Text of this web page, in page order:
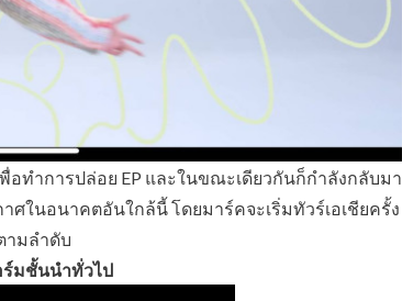
ทำการปล่อย EP และในขณะเดียวกันก็กำลังกลับมา
ศในอนาคตอันใกล้นี้ โดยมาร์คจะเริ่มทัวร์เอเชียครั้ง
ามลำดับ
ร์มชั้นนำทั่วไป